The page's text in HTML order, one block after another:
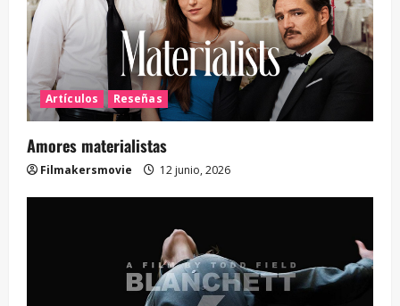
Artículos Reseñas
Amores materialistas
Filmakersmovie 12 junio, 2026